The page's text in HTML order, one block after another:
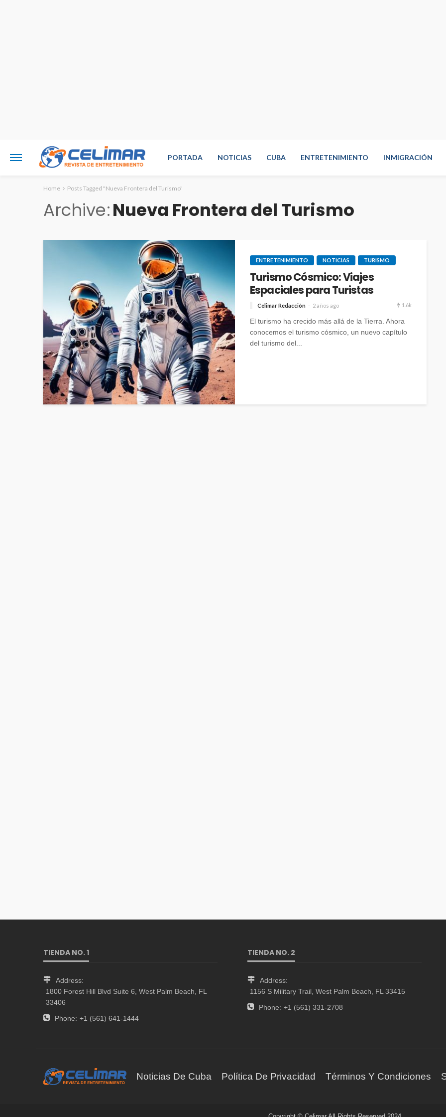
PORTADA NOTICIAS CUBA ENTRETENIMIENTO INMIGRACIÓN
Home Posts Tagged "Nueva Frontera del Turismo"
Archive Nueva Frontera del Turismo
ENTRETENIMIENTO NOTICIAS TURISMO
Turismo Cósmico: Viajes
Espaciales para Turistas
Celimar Redacción 2 años ago 1.6k
El turismo ha crecido más allá de la Tierra. Ahora
conocemos el turismo cósmico, un nuevo capítulo
del turismo del...
TIENDA NO. 1
Address:
1800 Forest Hill Blvd Suite 6, West Palm Beach, FL
33406
Phone: +1 (561) 641-1444
TIENDA NO. 2
Address:
1156 S Military Trail, West Palm Beach, FL 33415
Phone: +1 (561) 331-2708
Noticias De Cuba Política De Privacidad Términos Y Condiciones